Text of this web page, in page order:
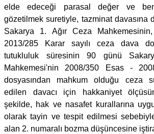
elde edeceği parasal değer ve
gözetilmek suretiyle, tazminat davasına
Sakarya 1. Ağır Ceza
2013/285 Karar sayılı ceza dava
tutukluluk süresinin 90 günü
Mahkemesi'nin 2008/350 Esas -
dosyasından mahkum olduğu ceza
edilen davacı için hakkaniyet
şekilde, hak ve nasafet kurallarına
olarak tayin ve tespit edilmesi
alan 2. numaralı bozma düşüncesine